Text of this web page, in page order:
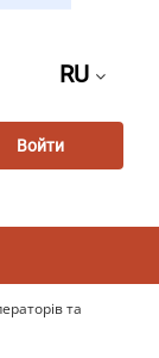
RU
Войти
та